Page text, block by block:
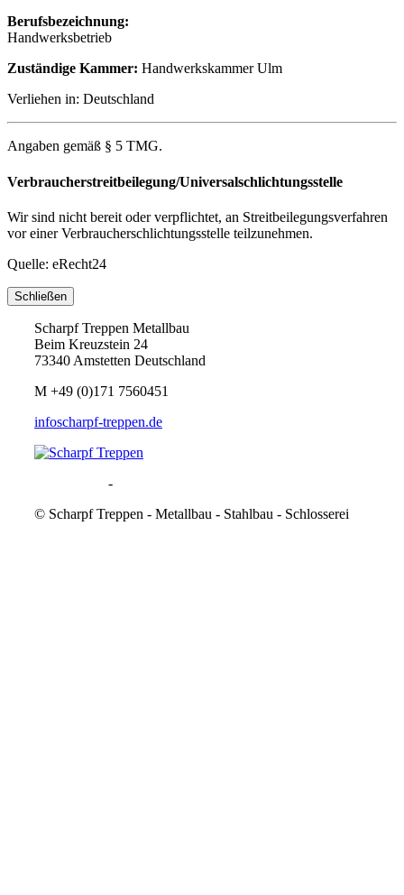
Berufsbezeichnung:
Handwerksbetrieb
Zuständige Kammer: Handwerkskammer Ulm
Verliehen in: Deutschland
Angaben gemäß § 5 TMG.
Verbraucherstreitbeilegung/Universalschlichtungsstelle
Wir sind nicht bereit oder verpflichtet, an Streitbeilegungsverfahren
vor einer Verbraucherschlichtungsstelle teilzunehmen.
Quelle: eRecht24
Schließen
Scharpf Treppen Metallbau
Beim Kreuzstein 24
73340 Amstetten Deutschland
M +49 (0)171 7560451
infoscharpf-treppen.de
-
© Scharpf Treppen - Metallbau - Stahlbau - Schlosserei